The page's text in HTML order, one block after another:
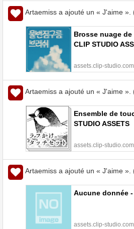
Artaemiss a ajouté un « J'aime ».
Brosse nuage de
CLIP STUDIO
assets.clip-studio.com
Artaemiss a ajouté un « J'aime ».
Ensemble de
STUDIO ASSETS
assets.clip-studio.com
Artaemiss a ajouté un « J'aime ».
Aucune donnée -
assets.clip-studio.com